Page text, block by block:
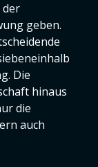
der
geben.
Die
hinaus
die
auch